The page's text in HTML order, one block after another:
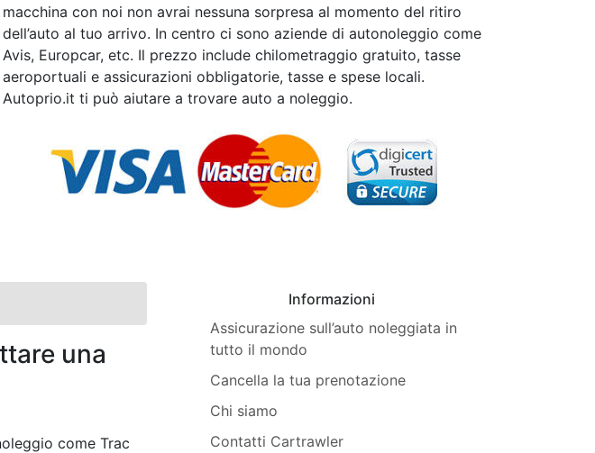
macchina con noi non avrai nessuna sorpresa al momento del ritiro
dell’auto al tuo arrivo. In centro ci sono aziende di autonoleggio come
Avis, Europcar, etc. Il prezzo include chilometraggio gratuito, tasse
aeroportuali e assicurazioni obbligatorie, tasse e spese locali.
Autoprio.it ti può aiutare a trovare auto a noleggio.
una
come Trac
Informazioni
Assicurazione sull’auto noleggiata in
tutto il mondo
Cancella la tua prenotazione
Chi siamo
Contatti Cartrawler